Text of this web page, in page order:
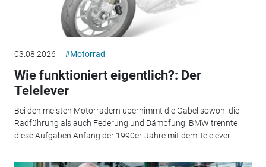
03.08.2026 #Motorrad
Wie funktioniert eigentlich?: Der
Telelever
Bei den meisten Motorrädern übernimmt die Gabel sowohl die
Radführung als auch Federung und Dämpfung. BMW trennte
diese Aufgaben Anfang der 1990er-Jahre mit dem Telelever –...